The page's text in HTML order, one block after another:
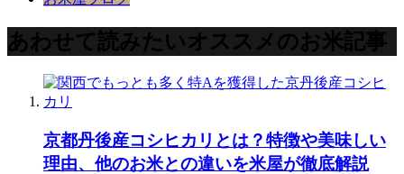
あわせて読みたいオススメのお米記事
京都丹後産コシヒカリとは？特徴や美味しい
理由、他のお米との違いを米屋が徹底解説